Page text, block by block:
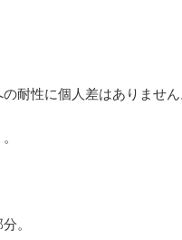
耐性に個人差はありません
。